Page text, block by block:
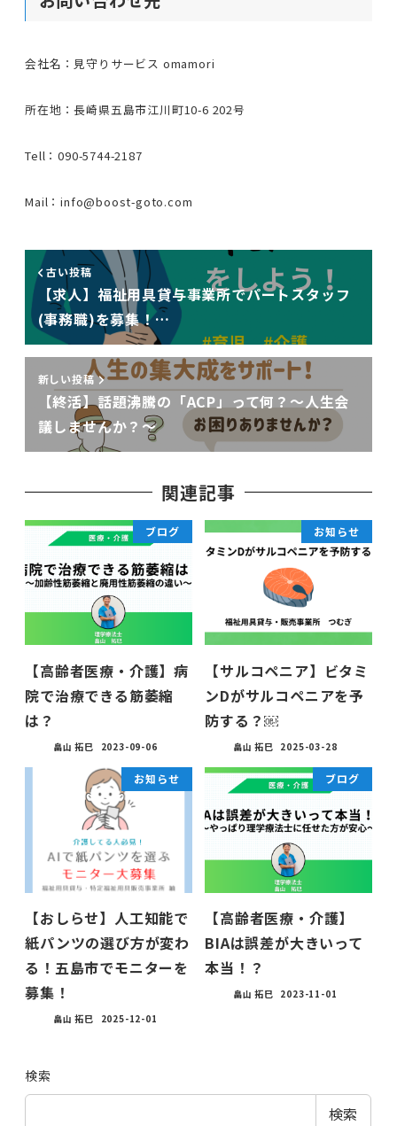
会社名：見守りサービス omamori
所在地：長崎県五島市江川町10-6 202号
Tell：090-5744-2187
Mail：info@boost-goto.com
古い投稿
【求人】福祉用具貸与事業所でパートスタッフ
(事務職)を募集！…
新しい投稿
【終活】話題沸騰の「ACP」って何？〜人生会
議しませんか？〜
関連記事
ブログ
【高齢者医療・介護】病
院で治療できる筋萎縮
は？
畠山 拓巳 2023-09-06
お知らせ
【サルコペニア】ビタミ
ンDがサルコペニアを予
防する？￼
畠山 拓巳 2025-03-28
お知らせ
【おしらせ】人工知能で
紙パンツの選び方が変わ
る！五島市でモニターを
募集！
畠山 拓巳 2025-12-01
ブログ
【高齢者医療・介護】
BIAは誤差が大きいって
本当！？
畠山 拓巳 2023-11-01
検索
検索